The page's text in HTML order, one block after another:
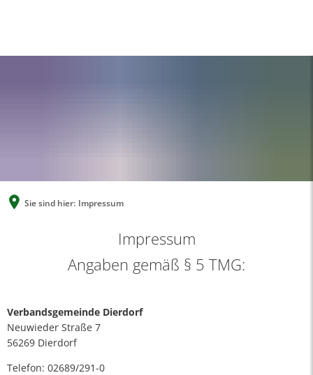
Sie sind hier: Impressum
Impressum
Angaben gemäß § 5 TMG:
Verbandsgemeinde Dierdorf
Neuwieder Straße 7
56269 Dierdorf
Telefon: 02689/291-0